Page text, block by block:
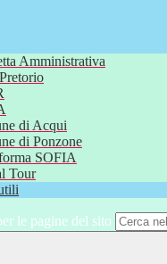
Amministrativa
di Acqui
di Ponzone
SOFIA
Tour
le pagine del sito